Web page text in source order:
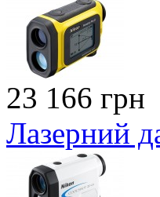
23 166 грн
Лазерний